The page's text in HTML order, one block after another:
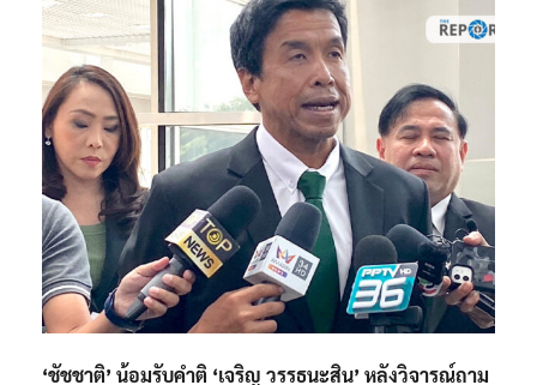
‘ชัชชาติ’ น้อมรับคำติ ‘เจริญ วรรธนะสิน’ หลังวิจารณ์ถาม